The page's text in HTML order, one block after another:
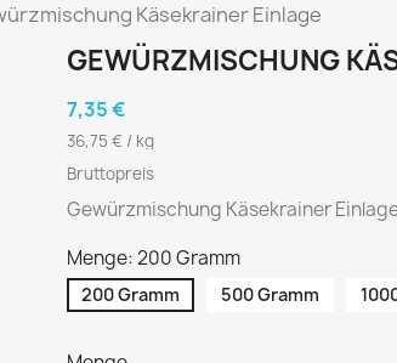
Käsekrainer Einlage
GEWÜRZMISCHUNG
7,35 €
36,75 € / kg
Bruttopreis
Gewürzmischung Käsekrainer
Menge: 200 Gramm
200 Gramm 500 Gramm